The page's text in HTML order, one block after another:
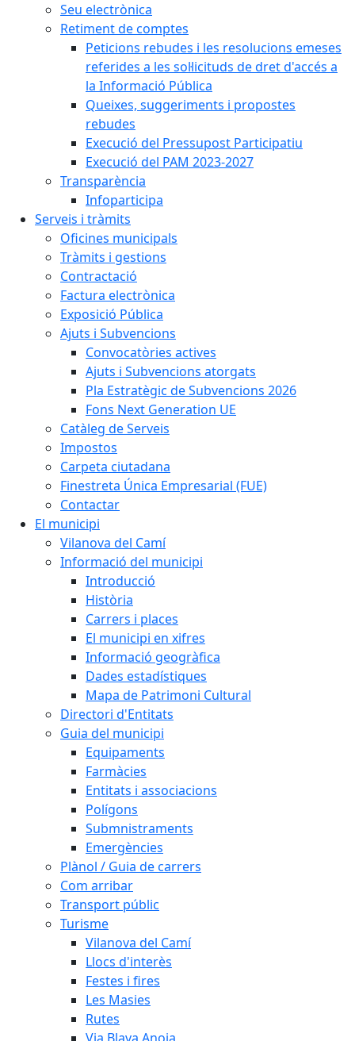
Seu electrònica
Retiment de comptes
Peticions rebudes i les resolucions emeses
referides a les sol·licituds de dret d'accés a
la Informació Pública
Queixes, suggeriments i propostes
rebudes
Execució del Pressupost Participatiu
Execució del PAM 2023-2027
Transparència
Infoparticipa
Serveis i tràmits
Oficines municipals
Tràmits i gestions
Contractació
Factura electrònica
Exposició Pública
Ajuts i Subvencions
Convocatòries actives
Ajuts i Subvencions atorgats
Pla Estratègic de Subvencions 2026
Fons Next Generation UE
Catàleg de Serveis
Impostos
Carpeta ciutadana
Finestreta Única Empresarial (FUE)
Contactar
El municipi
Vilanova del Camí
Informació del municipi
Introducció
Història
Carrers i places
El municipi en xifres
Informació geogràfica
Dades estadístiques
Mapa de Patrimoni Cultural
Directori d'Entitats
Guia del municipi
Equipaments
Farmàcies
Entitats i associacions
Polígons
Submnistraments
Emergències
Plànol / Guia de carrers
Com arribar
Transport públic
Turisme
Vilanova del Camí
Llocs d'interès
Festes i fires
Les Masies
Rutes